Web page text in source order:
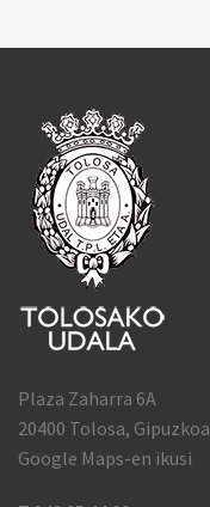
Plaza Zaharra 6A
20400 Tolosa, Gipuzkoa
Google Maps-en ikusi